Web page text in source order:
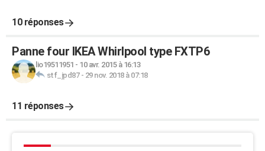
10 réponses
Panne four IKEA Whirlpool type FXTP6
lio19511951 - 10 avr. 2015 à 16:13
stf_jpd87- 29 nov. 2018 à 07:18
11 réponses